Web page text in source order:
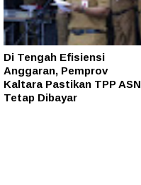
Di Tengah Efisiensi
Anggaran, Pemprov
Kaltara Pastikan TPP ASN
Tetap Dibayar